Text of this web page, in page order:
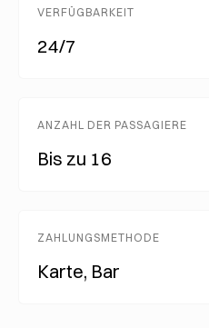
VERFÜGBARKEIT
24/7
ANZAHL DER PASSAGIERE
Bis zu 16
ZAHLUNGSMETHODE
Karte, Bar